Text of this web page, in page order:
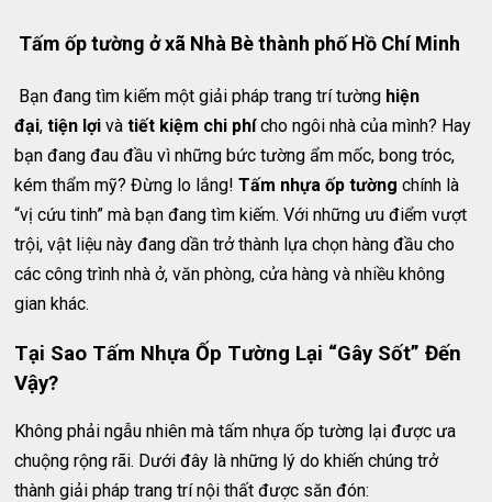
Tấm ốp tường ở xã Nhà Bè thành phố Hồ Chí Minh
Bạn đang tìm kiếm một giải pháp trang trí tường hiện
đại,tiện lợi vàtiết kiệm chi phícho ngôi nhà của mình? Hay
bạn đang đau đầu vì những bức tường ẩm mốc, bong tróc,
kém thẩm mỹ? Đừng lo lắng!Tấm nhựa ốp tường chính là
“vị cứu tinh” mà bạn đang tìm kiếm. Với những ưu điểm vượt
trội, vật liệu này đang dần trở thành lựa chọn hàng đầu cho
các công trình nhà ở, văn phòng, cửa hàng và nhiều không
gian khác.
Tại Sao Tấm Nhựa Ốp Tường Lại “Gây Sốt” Đến
Vậy?
Không phải ngẫu nhiên mà tấm nhựa ốp tường lại được ưa
chuộng rộng rãi. Dưới đây là những lý do khiến chúng trở
thành giải pháp trang trí nội thất được săn đón: